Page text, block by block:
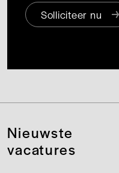
Solliciteer nu
Nieuwste
vacatures